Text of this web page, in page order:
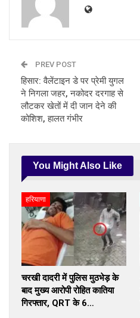
PREV POST
हिसार: वैलेंटाइन डे पर प्रेमी युगल
ने निगला जहर, नकोदर दरगाह से
लौटकर खेतों में दी जान देने की
कोशिश, हालत गंभीर
You Might Also Like
हरियाणा
चरखी दादरी में पुलिस मुठभेड़ के
बाद मुख्य आरोपी रोहित कातिया
गिरफ्तार, QRT के 6…